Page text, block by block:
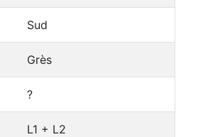
Sud
Grès
?
L1 + L2